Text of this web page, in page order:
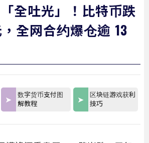
全吐光」！比特币跌
全网合约爆仓逾 13
数字货币支付图
解教程
区块链游戏获利
技巧